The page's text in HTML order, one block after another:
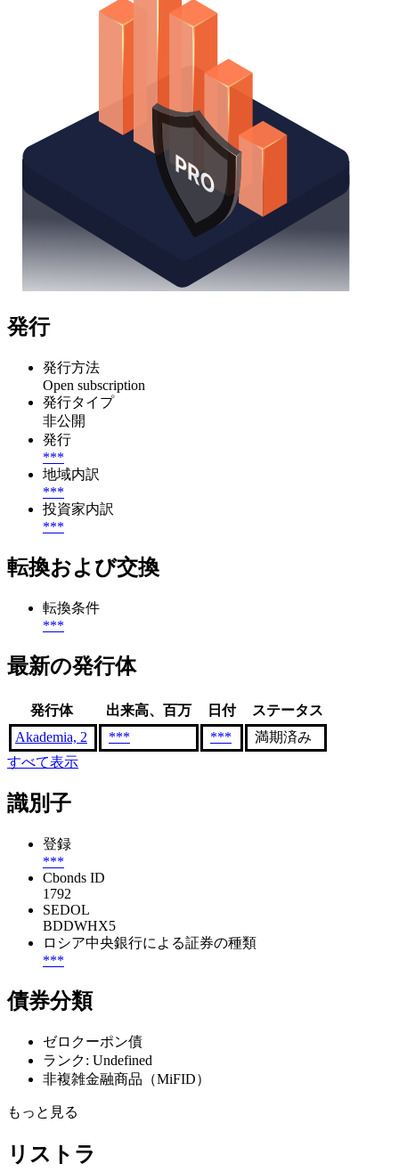
発行
発行方法
Open subscription
発行タイプ
非公開
発行
***
地域内訳
***
投資家内訳
***
転換および交換
転換条件
***
最新の発行体
発行体 出来高、百万 日付
ステータス
Akademia, 2
*** ***
満期済み
すべて表示
識別子
登録
***
Cbonds ID
1792
SEDOL
BDDWHX5
ロシア中央銀行による証券の種類
***
債券分類
ゼロクーポン債
ランク: Undefined
非複雑金融商品（MiFID）
もっと見る
リストラ